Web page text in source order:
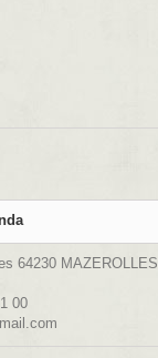
64230 MAZEROLLES
00